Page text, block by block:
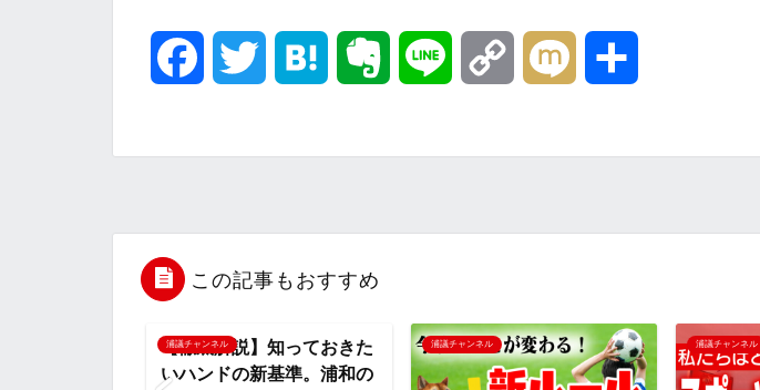
b
o
t
r
n
i
n
この記事もおすすめ
浦議チャンネル
【徹底解説】知っておきた
いハンドの新基準。浦和の
浦議チャンネル 浦議チャンネル